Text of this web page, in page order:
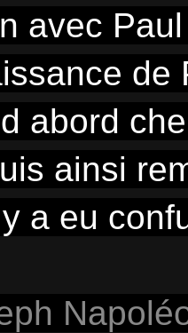
avec
abord
ainsi
a eu